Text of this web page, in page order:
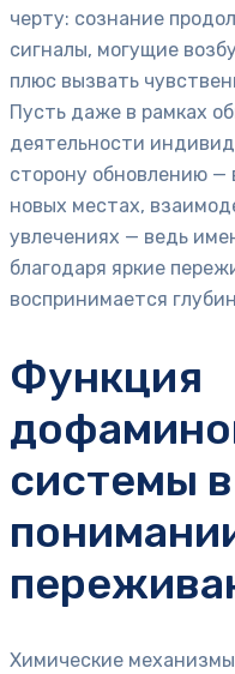
черту: сознание
сигналы, могущие
плюс вызвать
Пусть даже в рамках
деятельности
сторону обновлению —
новых местах,
увлечениях — ведь
благодаря яркие
воспринимается
Функция
системы в
Химические